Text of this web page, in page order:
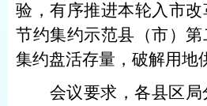
验，有序推进本轮入市
节约集约示范县（市）
集约盘活存量，破解用地
会议要求，各县区局